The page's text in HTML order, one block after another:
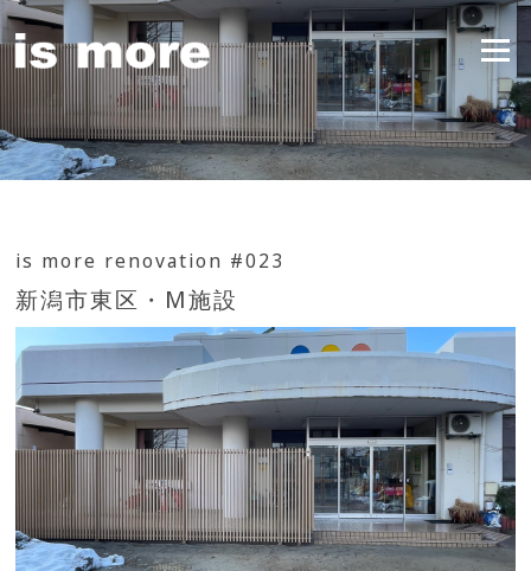
Skip
to
Menu
is more renovation #023
新潟市東区・M施設